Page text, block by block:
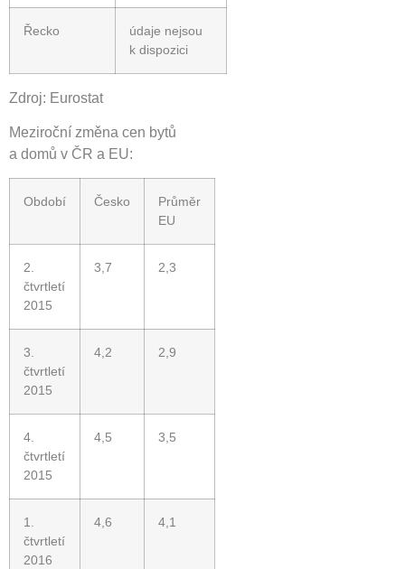
Řecko
údaje nejsou
k dispozici
Zdroj: Eurostat
Meziroční změna cen bytů
a domů v ČR a EU:
Období Česko
Průměr
EU
2.
čtvrtletí
2015
3,7 2,3
3.
čtvrtletí
2015
4,2 2,9
4.
čtvrtletí
2015
4,5 3,5
1.
čtvrtletí
2016
4,6 4,1